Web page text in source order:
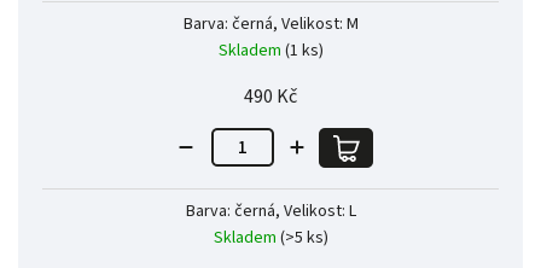
Barva: černá, Velikost: M
Skladem (1 ks)
490 Kč
Barva: černá, Velikost: L
Skladem (>5 ks)